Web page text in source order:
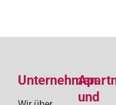
Unternehmen
und